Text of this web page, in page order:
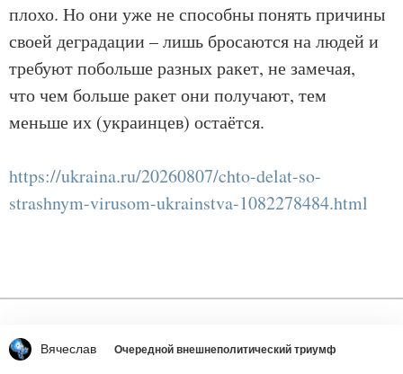
Вячеслав Очередной внешнеполитический триумф
плохо. Но они уже не способны понять причины
своей деградации – лишь бросаются на людей и
требуют побольше разных ракет, не замечая,
что чем больше ракет они получают, тем
меньше их (украинцев) остаётся.
https://ukraina.ru/20260807/chto-delat-so-
strashnym-virusom-ukrainstva-1082278484.html